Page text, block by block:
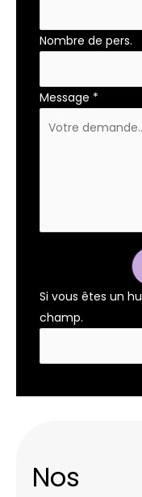
Nombre de pers.
Message *
Si vous êtes un
champ.
Nos